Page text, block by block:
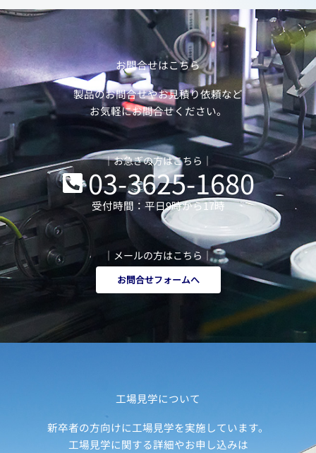
お問合せはこちら
製品のお問合せやお見積り依頼など
お気軽にお問合せください。
｜お急ぎの方はこちら｜
03-3625-1680
受付時間：平日9時から17時
｜メールの方はこちら｜
お問合せフォームへ
工場見学について
新卒者の方向けに工場見学を実施しています。
工場見学に関する詳細やお申し込みは